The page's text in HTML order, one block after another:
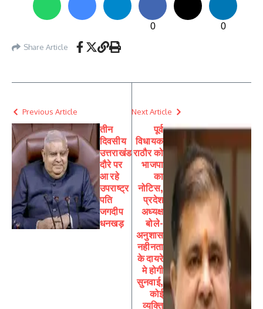
0 0
Share Article
Previous Article
तीन
दिवसीय
उत्तराखंड
दौरे पर
आ रहे
उपराष्ट्र
पति
जगदीप
धनखड़
Next Article
पूर्व
विधायक
राठौर को
भाजपा
का
नोटिस,
प्रदेश
अध्यक्ष
बोले-
अनुशास
नहीनता
के दायरे
मे होगी
सुनवाई,
कोई
व्यक्ति